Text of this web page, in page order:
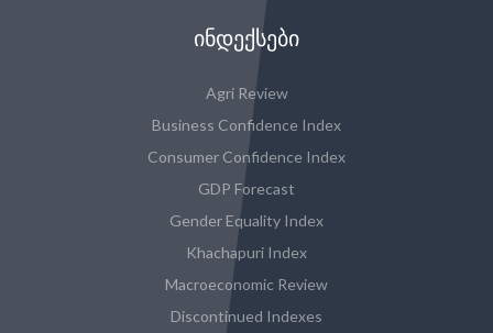
ᲘᲜᲓᲔᲥᲡᲔᲑᲘ
Agri Review
Business Confidence Index
Consumer Confidence Index
GDP Forecast
Gender Equality Index
Khachapuri Index
Macroeconomic Review
Discontinued Indexes